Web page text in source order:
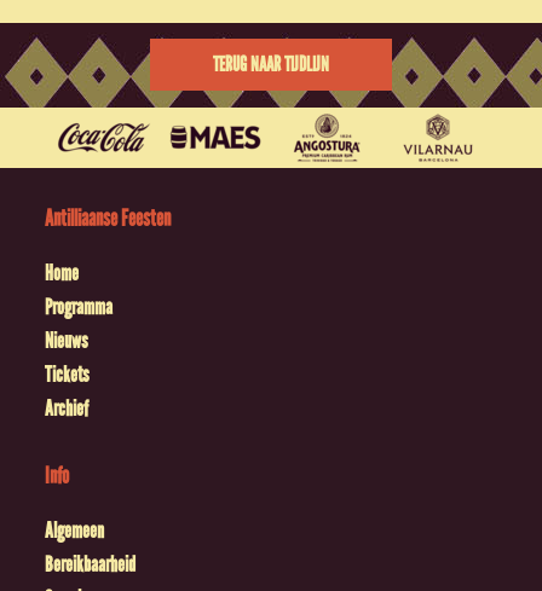
TERUG NAAR TIJDLIJN
Antilliaanse Feesten
Home
Programma
Nieuws
Tickets
Archief
Info
Algemeen
Bereikbaarheid